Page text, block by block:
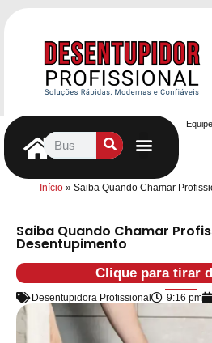
Início» Saiba Quando Chamar
Saiba Quando Chamar
Desentupimento
Clique para tirar
Desentupidora Profissional 9:16 pm